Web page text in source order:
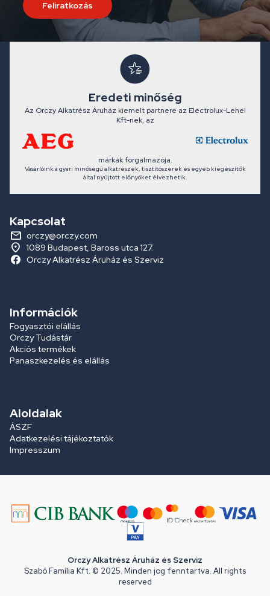
Feliratkozás
Eredeti minőség
Az Orczy Alkatrész Áruház kiemelt partnere az Electrolux-Lehel
Kft-nek, az
márkák forgalmazója.
Vásárlóink a gyári minőségű alkatrészek, tisztítószerek és egyéb kiegészítők
által nyújtott előnyöket élvezhetik.
Kapcsolat
orczy@orczy.com
1089 Budapest, Baross utca 127.
Orczy Alkatrész Áruház és Szerviz
Információk
Fogyasztói elállás
Orczy Tudástár
Akciós termékek
Panaszkezelés és elállás
Aloldalak
ÁSZF
Adatkezelési tájékoztatók
Impresszum
Orczy Alkatrész Áruház és Szerviz
Szabó Família Kft. © 2025. Minden jog fenntartva. All rights
reserved